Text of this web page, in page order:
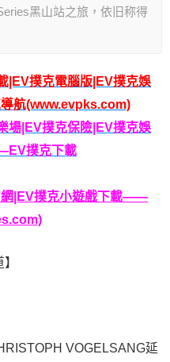
黑山站之旅，依旧称得
|EV撲克電腦版|EV撲克娛
航(www.evpks.com)
場|EV撲克保險|EV撲克娛
撲克下載
網|EV撲克小遊戲下載——